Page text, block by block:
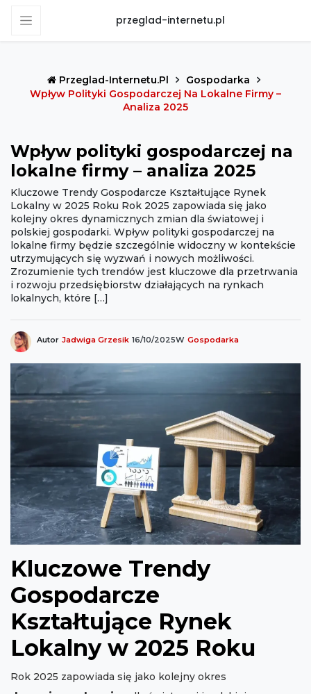
przeglad-internetu.pl
Przeglad-Internetu.pl
Gospodarka
Wpływ Polityki Gospodarczej Na Lokalne Firmy –
Analiza 2025
Wpływ polityki gospodarczej na
lokalne firmy – analiza 2025
Kluczowe Trendy Gospodarcze Kształtujące Rynek
Lokalny w 2025 Roku Rok 2025 zapowiada się jako
kolejny okres dynamicznych zmian dla światowej i
polskiej gospodarki. Wpływ polityki gospodarczej na
lokalne firmy będzie szczególnie widoczny w kontekście
utrzymujących się wyzwań i nowych możliwości.
Zrozumienie tych trendów jest kluczowe dla przetrwania
i rozwoju przedsiębiorstw działających na rynkach
lokalnych, które […]
Autor Jadwiga Grzesik 16/10/2025W Gospodarka
Kluczowe Trendy
Gospodarcze
Kształtujące Rynek
Lokalny w 2025 Roku
Rok 2025 zapowiada się jako kolejny okres